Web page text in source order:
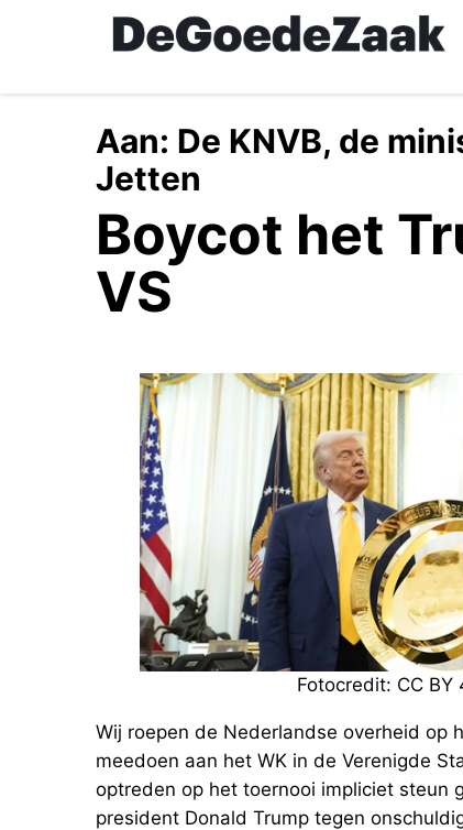
content
Aan: De KNVB, de
Jetten
Boycot het
VS
Fotocredit: CC BY
Wij roepen de Nederlandse overheid op
meedoen aan het WK in de Verenigde
optreden op het toernooi impliciet steun
president Donald Trump tegen